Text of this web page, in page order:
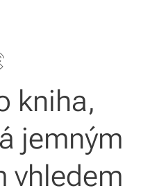
kniha,
jemným
vhledem